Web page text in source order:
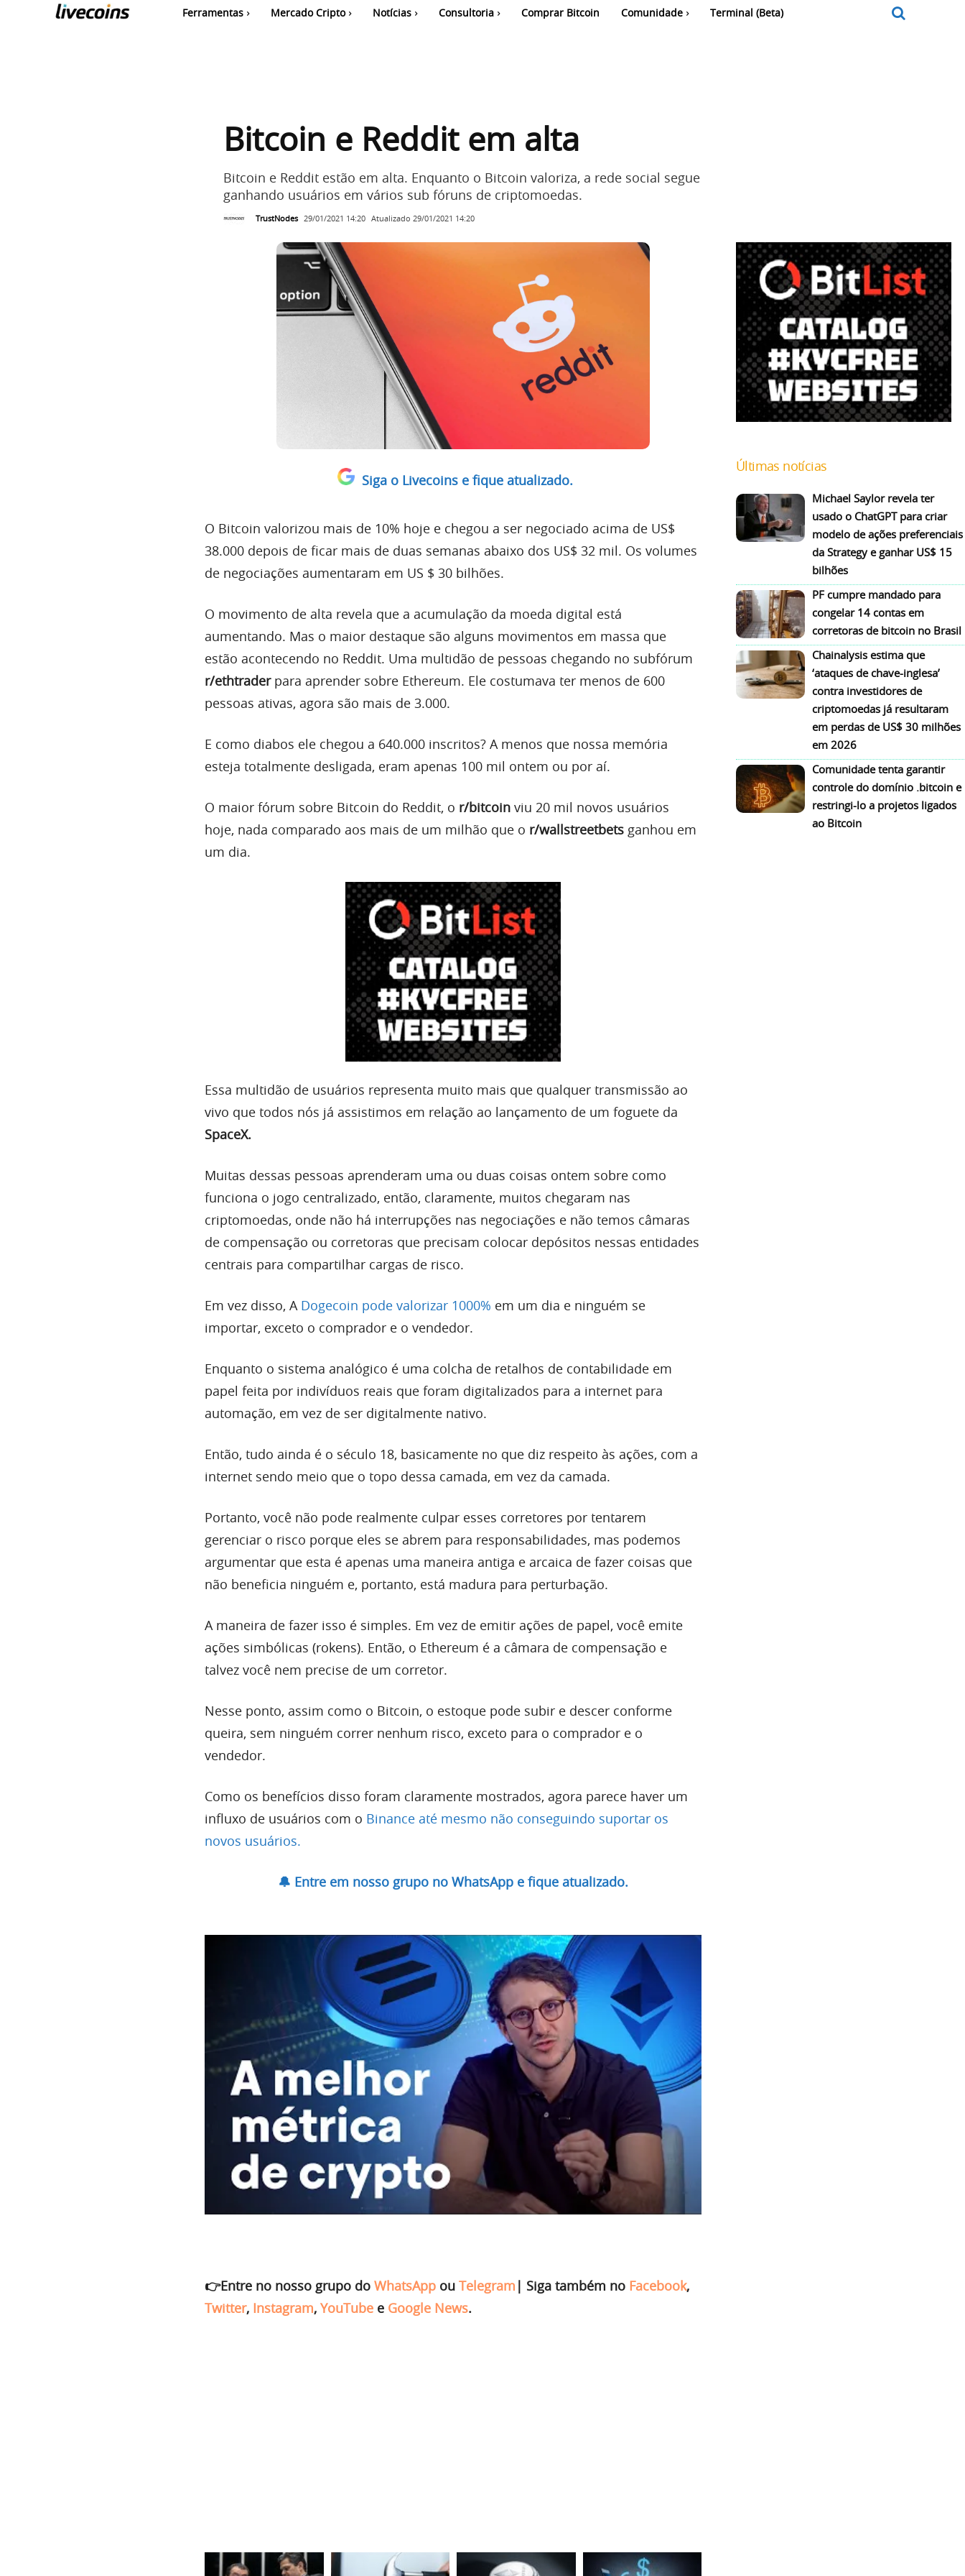
Ferramentas Mercado Cripto Notícias Consultoria Comprar Bitcoin Comunidade Terminal (Beta)
Bitcoin e Reddit em alta
Bitcoin e Reddit estão em alta. Enquanto o Bitcoin valoriza, a rede social segue
ganhando usuários em vários sub fóruns de criptomoedas.
TrustNodes 29/01/2021 14:20 Atualizado 29/01/2021 14:20
Siga o Livecoins e fique atualizado.
O Bitcoin valorizou mais de 10% hoje e chegou a ser negociado acima de US$
38.000 depois de ficar mais de duas semanas abaixo dos US$ 32 mil. Os volumes
de negociações aumentaram em US $ 30 bilhões.
O movimento de alta revela que a acumulação da moeda digital está
aumentando. Mas o maior destaque são alguns movimentos em massa que
estão acontecendo no Reddit. Uma multidão de pessoas chegando no subfórum
r/ethtrader para aprender sobre Ethereum. Ele costumava ter menos de 600
pessoas ativas, agora são mais de 3.000.
E como diabos ele chegou a 640.000 inscritos? A menos que nossa memória
esteja totalmente desligada, eram apenas 100 mil ontem ou por aí.
O maior fórum sobre Bitcoin do Reddit, o r/bitcoin viu 20 mil novos usuários
hoje, nada comparado aos mais de um milhão que o r/wallstreetbets ganhou em
um dia.
Essa multidão de usuários representa muito mais que qualquer transmissão ao
vivo que todos nós já assistimos em relação ao lançamento de um foguete da
SpaceX.
Muitas dessas pessoas aprenderam uma ou duas coisas ontem sobre como
funciona o jogo centralizado, então, claramente, muitos chegaram nas
criptomoedas, onde não há interrupções nas negociações e não temos câmaras
de compensação ou corretoras que precisam colocar depósitos nessas entidades
centrais para compartilhar cargas de risco.
Em vez disso, A Dogecoin pode valorizar 1000% em um dia e ninguém se
importar, exceto o comprador e o vendedor.
Enquanto o sistema analógico é uma colcha de retalhos de contabilidade em
papel feita por indivíduos reais que foram digitalizados para a internet para
automação, em vez de ser digitalmente nativo.
Então, tudo ainda é o século 18, basicamente no que diz respeito às ações, com a
internet sendo meio que o topo dessa camada, em vez da camada.
Portanto, você não pode realmente culpar esses corretores por tentarem
gerenciar o risco porque eles se abrem para responsabilidades, mas podemos
argumentar que esta é apenas uma maneira antiga e arcaica de fazer coisas que
não beneficia ninguém e, portanto, está madura para perturbação.
A maneira de fazer isso é simples. Em vez de emitir ações de papel, você emite
ações simbólicas (rokens). Então, o Ethereum é a câmara de compensação e
talvez você nem precise de um corretor.
Nesse ponto, assim como o Bitcoin, o estoque pode subir e descer conforme
queira, sem ninguém correr nenhum risco, exceto para o comprador e o
vendedor.
Como os benefícios disso foram claramente mostrados, agora parece haver um
influxo de usuários com o Binance até mesmo não conseguindo suportar os
novos usuários.
🔔 Entre em nosso grupo no WhatsApp e fique atualizado.
👉Entre no nosso grupo do WhatsApp ou Telegram | Siga também no Facebook,
Twitter, Instagram, YouTube e Google News.
Últimas notícias
Michael Saylor revela ter
usado o ChatGPT para criar
modelo de ações preferenciais
da Strategy e ganhar US$ 15
bilhões
PF cumpre mandado para
congelar 14 contas em
corretoras de bitcoin no Brasil
Chainalysis estima que
‘ataques de chave-inglesa’
contra investidores de
criptomoedas já resultaram
em perdas de US$ 30 milhões
em 2026
Comunidade tenta garantir
controle do domínio .bitcoin e
restringi-lo a projetos ligados
ao Bitcoin